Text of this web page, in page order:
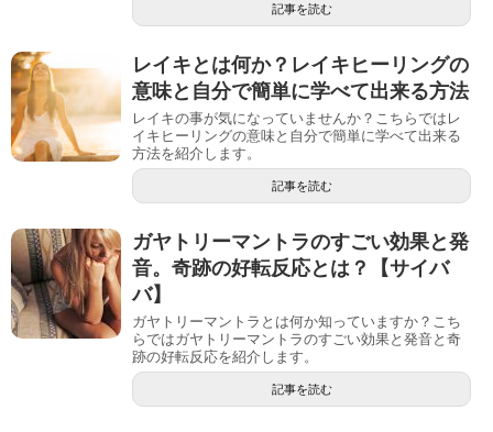
記事を読む
レイキとは何か？レイキヒーリングの
意味と自分で簡単に学べて出来る方法
レイキの事が気になっていませんか？こちらではレ
イキヒーリングの意味と自分で簡単に学べて出来る
方法を紹介します。
記事を読む
ガヤトリーマントラのすごい効果と発
音。奇跡の好転反応とは？【サイバ
バ】
ガヤトリーマントラとは何か知っていますか？こち
らではガヤトリーマントラのすごい効果と発音と奇
跡の好転反応を紹介します。
記事を読む